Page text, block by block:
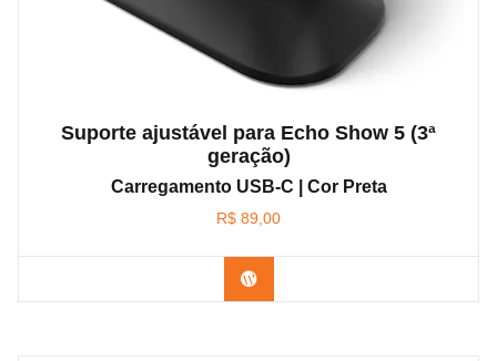
Suporte ajustável para Echo Show 5 (3ª
geração)
Carregamento USB-C | Cor Preta
R$ 89,00
Confira na Amazon